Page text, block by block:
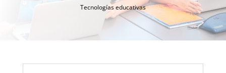
Tecnologías educativas